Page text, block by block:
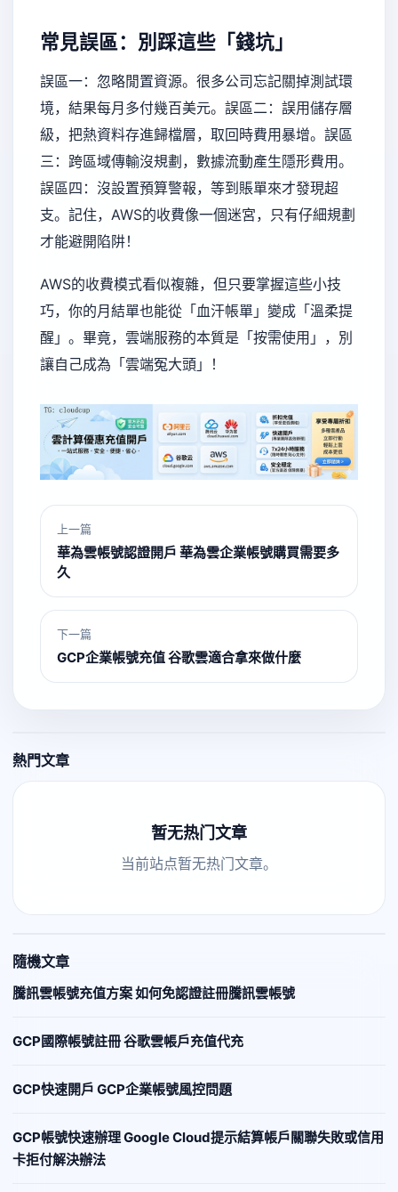
常見誤區：別踩這些「錢坑」
誤區一：忽略閒置資源。很多公司忘記關掉測試環
境，結果每月多付幾百美元。誤區二：誤用儲存層
級，把熱資料存進歸檔層，取回時費用暴增。誤區
三：跨區域傳輸沒規劃，數據流動產生隱形費用。
誤區四：沒設置預算警報，等到賬單來才發現超
支。記住，AWS的收費像一個迷宮，只有仔細規劃
才能避開陷阱！
AWS的收費模式看似複雜，但只要掌握這些小技
巧，你的月結單也能從「血汗帳單」變成「溫柔提
醒」。畢竟，雲端服務的本質是「按需使用」，別
讓自己成為「雲端冤大頭」！
上一篇
華為雲帳號認證開戶 華為雲企業帳號購買需要多
久
下一篇
GCP企業帳號充值 谷歌雲適合拿來做什麼
熱門文章
暂无热门文章
当前站点暂无热门文章。
隨機文章
騰訊雲帳號充值方案 如何免認證註冊騰訊雲帳號
GCP國際帳號註冊 谷歌雲帳戶充值代充
GCP快速開戶 GCP企業帳號風控問題
GCP帳號快速辦理 Google Cloud提示結算帳戶關聯失敗或信用
卡拒付解決辦法